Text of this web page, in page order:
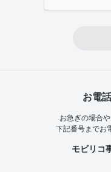
お電
お急ぎの場合
下記番号までお
モビリコ